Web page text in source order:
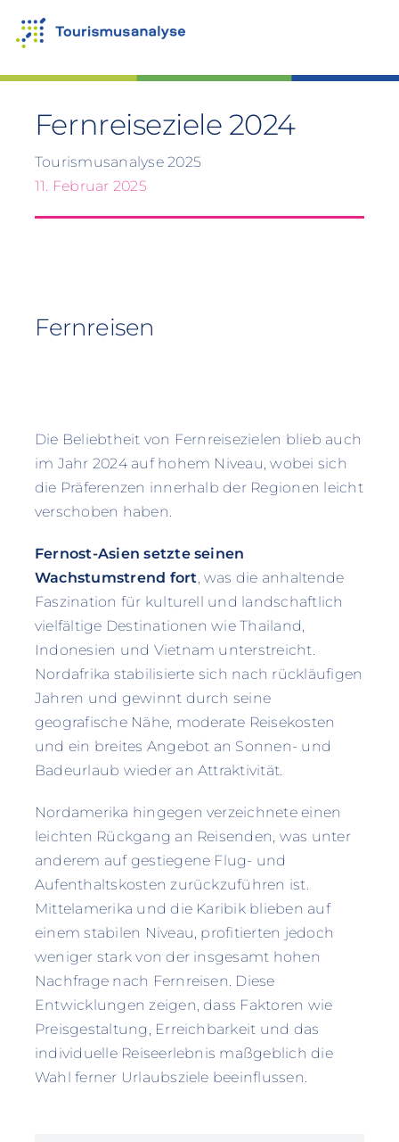
Inhalt
Fernreiseziele 2024
Tourismusanalyse 2025
11. Februar 2025
Fernreisen
Die Beliebtheit von Fernreisezielen blieb auch
im Jahr 2024 auf hohem Niveau, wobei sich
die Präferenzen innerhalb der Regionen leicht
verschoben haben.
Fernost-Asien setzte seinen
Wachstumstrend fort, was die anhaltende
Faszination für kulturell und landschaftlich
vielfältige Destinationen wie Thailand,
Indonesien und Vietnam unterstreicht.
Nordafrika stabilisierte sich nach rückläufigen
Jahren und gewinnt durch seine
geografische Nähe, moderate Reisekosten
und ein breites Angebot an Sonnen- und
Badeurlaub wieder an Attraktivität.
Nordamerika hingegen verzeichnete einen
leichten Rückgang an Reisenden, was unter
anderem auf gestiegene Flug- und
Aufenthaltskosten zurückzuführen ist.
Mittelamerika und die Karibik blieben auf
einem stabilen Niveau, profitierten jedoch
weniger stark von der insgesamt hohen
Nachfrage nach Fernreisen. Diese
Entwicklungen zeigen, dass Faktoren wie
Preisgestaltung, Erreichbarkeit und das
individuelle Reiseerlebnis maßgeblich die
Wahl ferner Urlaubsziele beeinflussen.